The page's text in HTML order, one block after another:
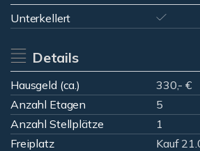
Unterkellert
Details
Hausgeld (ca.)
330,- €
Anzahl Etagen
5
Anzahl Stellplätze
1
Freiplatz
Kauf